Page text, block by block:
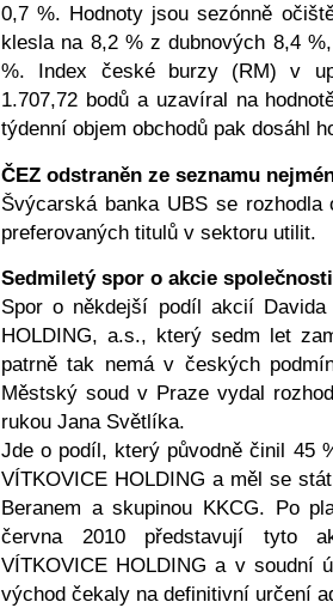
0,7 %. Hodnoty jsou sezónně
klesla na 8,2 % z dubnových 8,4
%. Index české burzy (RM) v
1.707,72 bodů a uzavíral na
týdenní objem obchodů pak dosáhl
ČEZ odstraněn ze seznamu
Švýcarská banka UBS se
preferovaných titulů v sektoru utilit.
Sedmiletý spor o akcie
Spor o někdejší podíl akcií
HOLDING, a.s., který sedm let
patrně tak nemá v českých
Městský soud v Praze vydal
rukou Jana Světlíka.
Jde o podíl, který původně činil 45
VÍTKOVICE HOLDING a měl se
Beranem a skupinou KKCG. Po
června 2010 představují tyto
VÍTKOVICE HOLDING a v soudní
východ čekaly na definitivní určení